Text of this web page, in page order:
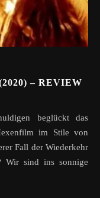
– REVIEW
im Stile von
Fall der Wiederkehr
Wir sind ins sonnige